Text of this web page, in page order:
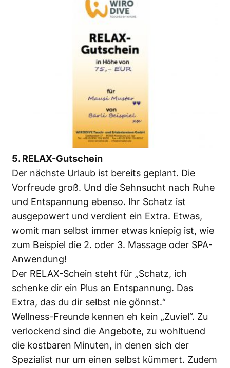
5. RELAX-Gutschein
Der nächste Urlaub ist bereits geplant. Die
Vorfreude groß. Und die Sehnsucht nach Ruhe
und Entspannung ebenso. Ihr Schatz ist
ausgepowert und verdient ein Extra. Etwas,
womit man selbst immer etwas kniepig ist, wie
zum Beispiel die 2. oder 3. Massage oder SPA-
Anwendung!
Der RELAX-Schein steht für „Schatz, ich
schenke dir ein Plus an Entspannung. Das
Extra, das du dir selbst nie gönnst.“
Wellness-Freunde kennen eh kein „Zuviel“. Zu
verlockend sind die Angebote, zu wohltuend
die kostbaren Minuten, in denen sich der
Spezialist nur um einen selbst kümmert. Zudem